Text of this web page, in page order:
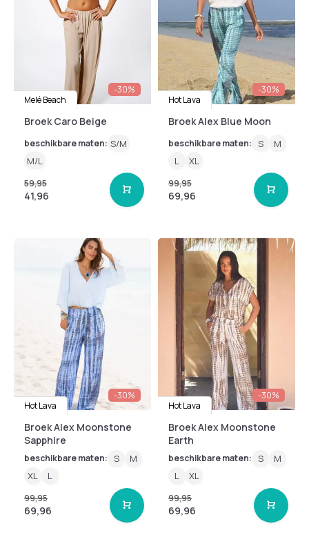
-30%
Melé Beach
Broek Caro Beige
beschikbare maten: S/M
M/L
59,95
41,96
-30%
Hot Lava
Broek Alex Blue Moon
beschikbare maten: S
M
L
XL
99,95
69,96
-30%
Hot Lava
Broek Alex Moonstone
Sapphire
beschikbare maten: S
M
XL
L
99,95
69,96
-30%
Hot Lava
Broek Alex Moonstone
Earth
beschikbare maten: S
M
L
XL
99,95
69,96